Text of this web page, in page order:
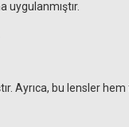
TL
uygulanmıştır.
Ayrıca, bu lensler